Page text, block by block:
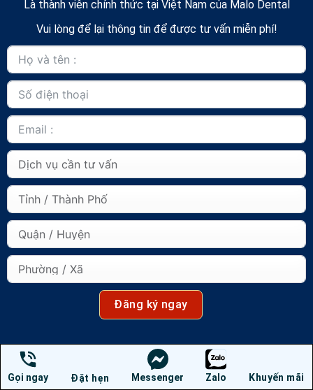
Là thành viên chính thức tại Việt Nam của Malo Dental
Vui lòng để lại thông tin để được tư vấn miễn phí!
Đăng ký ngay
Gọi ngay Đặt hẹn Messenger Zalo Khuyến mãi